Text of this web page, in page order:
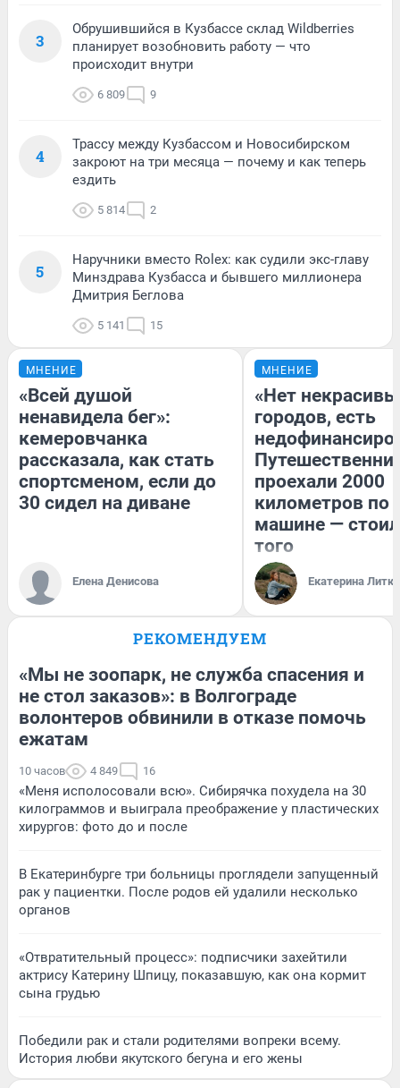
3
Обрушившийся в Кузбассе склад Wildberries
планирует возобновить работу — что
происходит внутри
6 809 9
4
Трассу между Кузбассом и Новосибирском
закроют на три месяца — почему и как теперь
ездить
5 814 2
5
Наручники вместо Rolex: как судили экс-главу
Минздрава Кузбасса и бывшего миллионера
Дмитрия Беглова
5 141 15
МНЕНИЕ
«Всей душой
ненавидела бег»:
кемеровчанка
рассказала, как стать
спортсменом, если до
30 сидел на диване
Елена Денисова
МНЕНИЕ
«Нет
городов, есть
проехали 2000
километров по
машине —
того
Екатерина
РЕКОМЕНДУЕМ
«Мы не зоопарк, не служба спасения и
не стол заказов»: в Волгограде
волонтеров обвинили в отказе помочь
ежатам
10 часов 4 849 16
«Меня исполосовали всю». Сибирячка похудела на 30
килограммов и выиграла преображение у пластических
хирургов: фото до и после
В Екатеринбурге три больницы проглядели запущенный
рак у пациентки. После родов ей удалили несколько
органов
«Отвратительный процесс»: подписчики захейтили
актрису Катерину Шпицу, показавшую, как она кормит
сына грудью
Победили рак и стали родителями вопреки всему.
История любви якутского бегуна и его жены